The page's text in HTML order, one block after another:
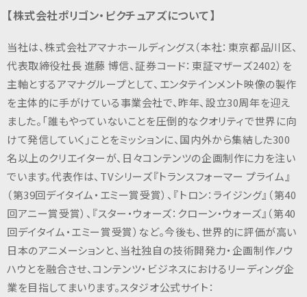
【株式会社ポリゴン・ピクチュアズについて】
当社は、株式会社アマナホールディングス（本社：東京都品川区、
代表取締役社長 進藤 博信、証券コード：東証マザーズ2402）を
主軸とするアマナグループとして、エンタテインメント映像の製作
を主体的に手がけている事業会社で、昨年、設立30周年を迎え
ました。「誰もやっていないことを圧倒的なクオリティで世界に向
けて発信していく」ことをミッションに、国内外から集結した300
名以上のクリエイターが、日々コンテンツの企画制作に力を注い
でいます。代表作は、TVシリーズ『トランスフォーマー プライム』
（第39回デイタイム・エミー賞受賞）、『トロン：ライジング』（第40
回アニー賞受賞）、『スター・ウォーズ：クローン・ウォーズ』（第40
回デイタイム・エミー賞受賞）など。今後も、世界的に評価が高い
日本のアニメーションと、当社独自の技術開発力・企画制作ノウ
ハウとを融合させ、コンテンツ・ビジネスにおけるリーディング企
業を目指してまいります。スタジオ公式サイト：